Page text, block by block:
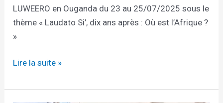
LUWEERO en Ouganda du 23 au 25/07/2025 sous le
thème « Laudato Si’, dix ans après : Où est l’Afrique ?
»
Lire la suite »